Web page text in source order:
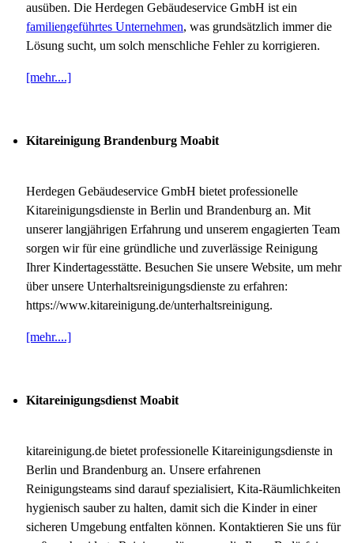
ausüben. Die Herdegen Gebäudeservice GmbH ist ein
familiengeführtes Unternehmen, was grundsätzlich immer die
Lösung sucht, um solch menschliche Fehler zu korrigieren.
[mehr....]
Kitareinigung Brandenburg Moabit
Herdegen Gebäudeservice GmbH bietet professionelle
Kitareinigungsdienste in Berlin und Brandenburg an. Mit
unserer langjährigen Erfahrung und unserem engagierten Team
sorgen wir für eine gründliche und zuverlässige Reinigung
Ihrer Kindertagesstätte. Besuchen Sie unsere Website, um mehr
über unsere Unterhaltsreinigungsdienste zu erfahren:
https://www.kitareinigung.de/unterhaltsreinigung.
[mehr....]
Kitareinigungsdienst Moabit
kitareinigung.de bietet professionelle Kitareinigungsdienste in
Berlin und Brandenburg an. Unsere erfahrenen
Reinigungsteams sind darauf spezialisiert, Kita-Räumlichkeiten
hygienisch sauber zu halten, damit sich die Kinder in einer
sicheren Umgebung entfalten können. Kontaktieren Sie uns für